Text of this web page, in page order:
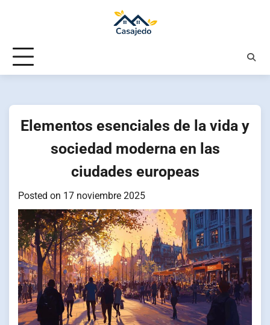
Elementos esenciales de la vida y
sociedad moderna en las
ciudades europeas
Posted on 17 noviembre 2025